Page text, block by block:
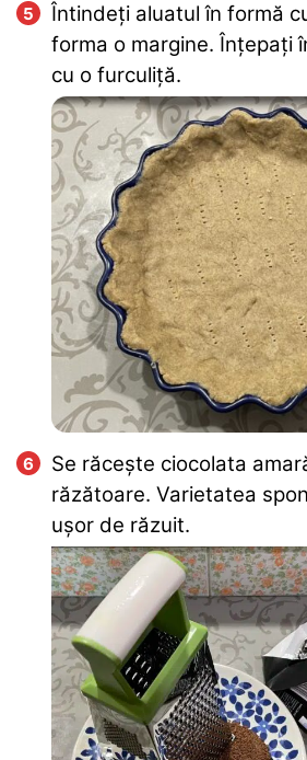
Întindeți aluatul în formă
forma o margine. Înțepați
cu o furculiță.
Se răcește ciocolata
răzătoare. Varietatea
ușor de răzuit.